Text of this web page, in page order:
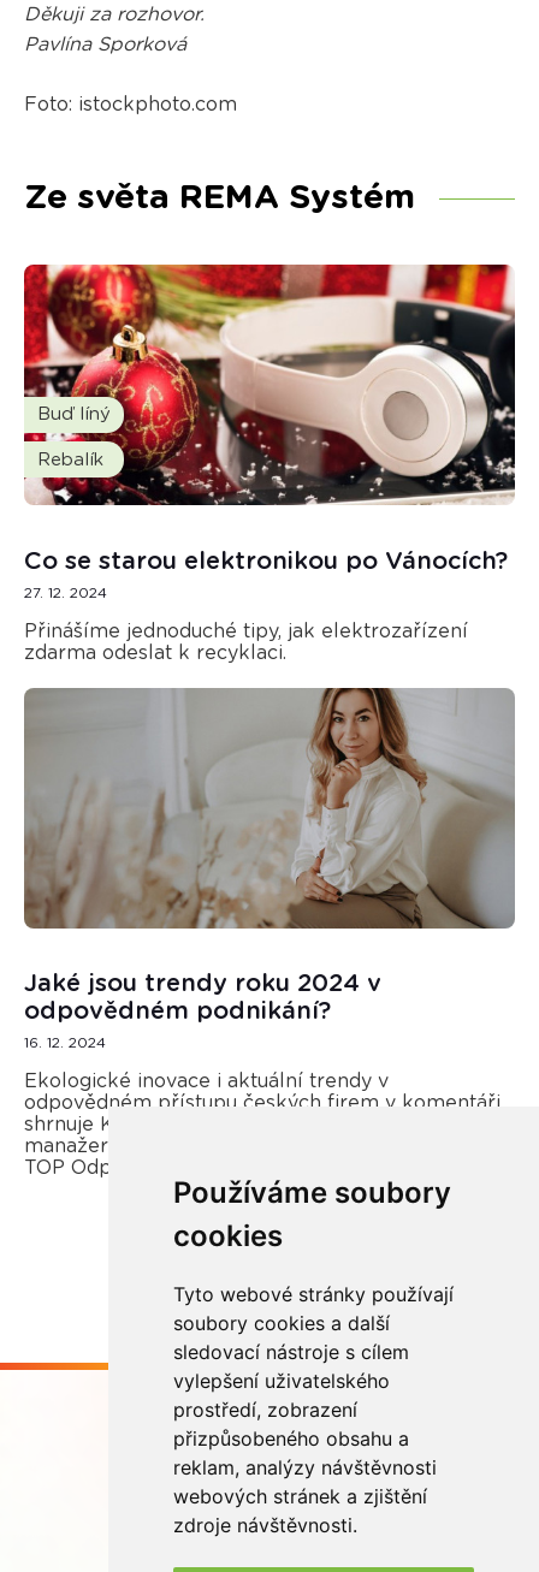
Používáme soubory
cookies
Tyto webové stránky používají
soubory cookies a další
sledovací nástroje s cílem
vylepšení uživatelského
prostředí, zobrazení
přizpůsobeného obsahu a
reklam, analýzy návštěvnosti
webových stránek a zjištění
zdroje návštěvnosti.
Děkuji za rozhovor.
Pavlína Sporková
Foto: istockphoto.com
Ze světa REMA Systém
Buď líný
Rebalík
Co se starou elektronikou po Vánocích?
27. 12. 2024
Přinášíme jednoduché tipy, jak elektrozařízení
zdarma odeslat k recyklaci.
Jaké jsou trendy roku 2024 v
odpovědném podnikání?
16. 12. 2024
Ekologické inovace i aktuální trendy v
odpovědném přístupu českých firem v komentáři
shrnuje Kateřina Opletal Průchová, regionální
manažerka REMA Systém a porotkyně soutěže
TOP Odpovědná firma.
Buďme ve spojení